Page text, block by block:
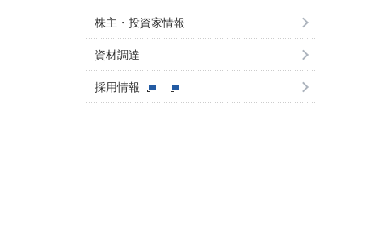
株主・投資家情報
資材調達
採用情報